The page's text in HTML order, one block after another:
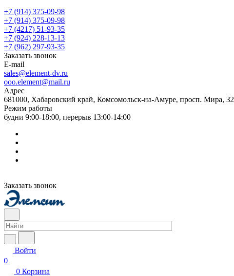
+7 (914) 375-09-98
+7 (914) 375-09-98
+7 (4217) 51-93-35
+7 (924) 228-13-13
+7 (962) 297-93-35
Заказать звонок
E-mail
sales@element-dv.ru
ooo.element@mail.ru
Адрес
681000, Хабаровский край, Комсомольск-на-Амуре, просп. Мира, 32
Режим работы
будни 9:00-18:00, перерыв 13:00-14:00
Заказать звонок
Войти
0
0 Корзина